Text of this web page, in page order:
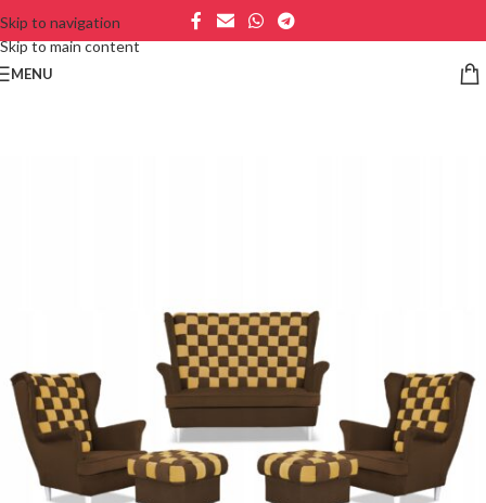
Skip to navigation
Skip to main content
MENU